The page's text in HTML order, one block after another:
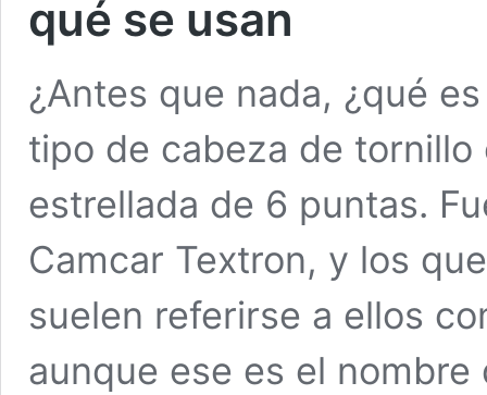
qué se usan
¿Antes que nada, ¿qué
tipo de cabeza de
estrellada de 6 puntas.
Camcar Textron,​ y los
suelen referirse a ellos
aunque ese es el